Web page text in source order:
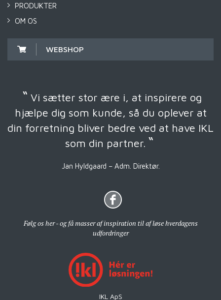
PRODUKTER
OM OS
WEBSHOP
“ Vi sætter stor ære i, at inspirere og
hjælpe dig som kunde, så du oplever at
din forretning bliver bedre ved at have IKL
som din partner. “
Jan Hyldgaard – Adm. Direktør.
Følg os her - og få masser af inspiration til af løse hverdagens
udfordringer
IKL ApS